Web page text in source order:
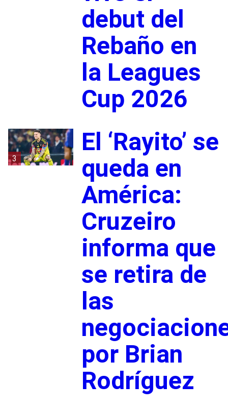
debut del
Rebaño en
la Leagues
Cup 2026
3
El ‘Rayito’ se
queda en
América:
Cruzeiro
informa que
se retira de
las
por Brian
Rodríguez